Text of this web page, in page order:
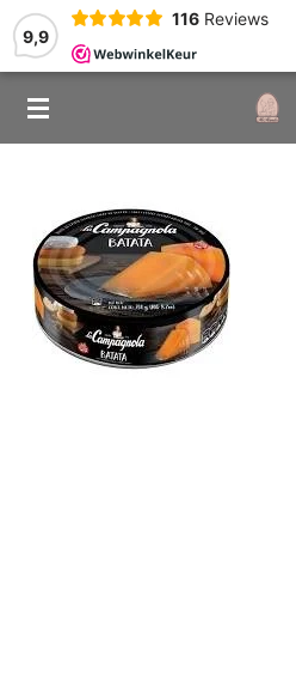
9,9
116 Reviews